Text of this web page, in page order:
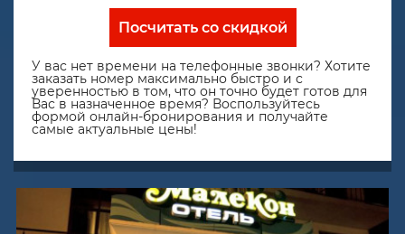
Посчитать со скидкой
У вас нет времени на телефонные звонки? Хотите
заказать номер максимально быстро и с
уверенностью в том, что он точно будет готов для
Вас в назначенное время? Воспользуйтесь
формой онлайн-бронирования и получайте
самые актуальные цены!